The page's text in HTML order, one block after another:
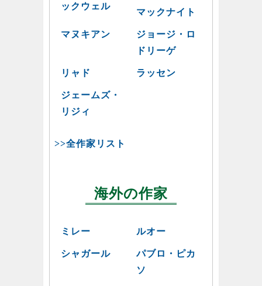
ックウェル
マックナイト
マヌキアン
ジョージ・ロ
ドリーゲ
リャド ラッセン
ジェームズ・
リジィ
>>全作家リスト
海外の作家
ミレー ルオー
シャガール
パブロ・ピカ
ソ